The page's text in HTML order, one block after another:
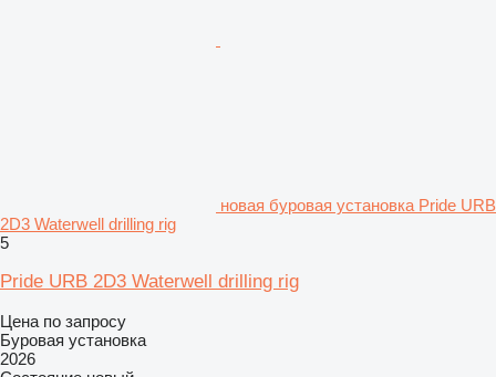
новая буровая установка Pride URB
2D3 Waterwell drilling rig
5
Pride URB 2D3 Waterwell drilling rig
Цена по запросу
Буровая установка
2026